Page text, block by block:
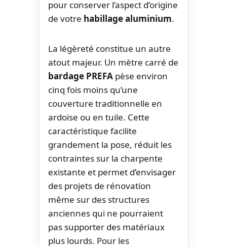
pour conserver l’aspect d’origine
de votre habillage aluminium.
La légèreté constitue un autre
atout majeur. Un mètre carré de
bardage PREFA pèse environ
cinq fois moins qu’une
couverture traditionnelle en
ardoise ou en tuile. Cette
caractéristique facilite
grandement la pose, réduit les
contraintes sur la charpente
existante et permet d’envisager
des projets de rénovation
même sur des structures
anciennes qui ne pourraient
pas supporter des matériaux
plus lourds. Pour les